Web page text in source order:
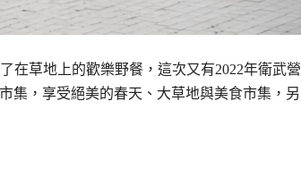
在草地上的歡樂野餐，這次又有2022年衛武營
集，享受絕美的春天、大草地與美食市集，另